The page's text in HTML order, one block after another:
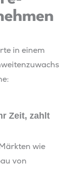
in einem
Zeit, zahlt
wie
von